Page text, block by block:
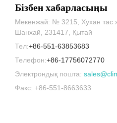
Бізбен хабарласыңы
Мекенжай: № 3215, Хухан тас
Шанхай, 231417, Қытай
Тел:+86-551-63853683
Телефон:+86-17756072770
Электрондық пошта:
Факс: +86-551-8663633